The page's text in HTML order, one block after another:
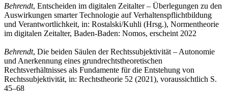
Behrendt, Entscheiden im digitalen Zeitalter – Überlegungen zu den
Auswirkungen smarter Technologie auf Verhaltenspflichtbildung
und Verantwortlichkeit, in: Rostalski/Kuhli (Hrsg.), Normentheorie
im digitalen Zeitalter, Baden-Baden: Nomos, erscheint 2022
Behrendt, Die beiden Säulen der Rechtssubjektivität – Autonomie
und Anerkennung eines grundrechtstheoretischen
Rechtsverhältnisses als Fundamente für die Entstehung von
Rechtssubjektivität, in: Rechtstheorie 52 (2021), voraussichtlich S.
45–68